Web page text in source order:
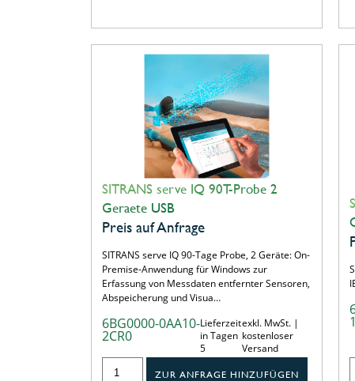
SITRANS serve IQ 90T-Probe 2
Geraete USB
Preis auf Anfrage
SITRANS serve IQ 90-Tage Probe, 2 Geräte: On-
Premise-Anwendung für Windows zur
Erfassung von Messdaten entfernter Sensoren,
Abspeicherung und Visua…
6BG0000-0AA10-
2CR0
Lieferzeit
in Tagen
5
exkl. MwSt. |
kostenloser
Versand
ZUR ANFRAGE HINZUFÜGEN